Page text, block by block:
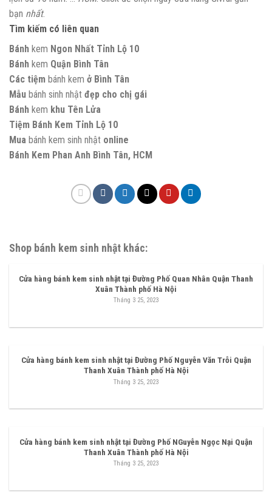
bạn nhất.
Tìm kiếm có liên quan
Bánh kem Ngon Nhất Tỉnh Lộ 10
Bánh kem Quận Bình Tân
Các tiệm bánh kem ở Bình Tân
Mẫu bánh sinh nhật đẹp cho chị gái
Bánh kem khu Tên Lửa
Tiệm Bánh Kem Tỉnh Lộ 10
Mua bánh kem sinh nhật online
Bánh Kem Phan Anh Bình Tân, HCM
Shop bánh kem sinh nhật khác:
Cửa hàng bánh kem sinh nhật tại Đường Phố Quan Nhân Quận Thanh
Xuân Thành phố Hà Nội
Tháng 3 25, 2023
Cửa hàng bánh kem sinh nhật tại Đường Phố Nguyễn Văn Trỗi Quận
Thanh Xuân Thành phố Hà Nội
Tháng 3 25, 2023
Cửa hàng bánh kem sinh nhật tại Đường Phố NGuyễn Ngọc Nại Quận
Thanh Xuân Thành phố Hà Nội
Tháng 3 25, 2023